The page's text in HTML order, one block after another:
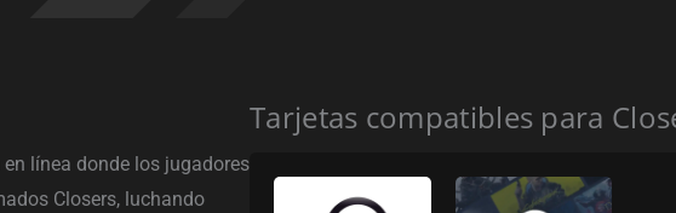
línea donde los jugadores
Closers, luchando
Tarjetas compatibles para